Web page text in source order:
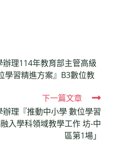
理114年教育部主管高級
學習精進方案』B3數位教
下一篇文章
理『推動中小學 數位學習
入學科領域教學工作 坊-中
區第1場」